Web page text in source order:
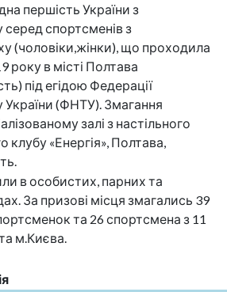
першість України з
серед спортсменів з
(чоловіки,жінки), що проходила
року в місті Полтава
під егідою Федерації
України (ФНТУ). Змагання
залі з настільного
клубу «Енергія», Полтава,
в особистих, парних та
За призові місця змагались 39
та 26 спортсмена з 11
м.Києва.